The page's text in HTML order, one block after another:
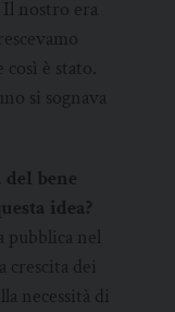
Il nostro era
è stato.
si sognava
bene
idea?
pubblica nel
crescita dei
necessità di